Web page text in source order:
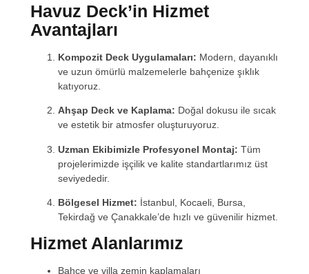
Havuz Deck’in Hizmet
Avantajları
Kompozit Deck Uygulamaları: Modern, dayanıklı
ve uzun ömürlü malzemelerle bahçenize şıklık
katıyoruz.
Ahşap Deck ve Kaplama: Doğal dokusu ile sıcak
ve estetik bir atmosfer oluşturuyoruz.
Uzman Ekibimizle Profesyonel Montaj: Tüm
projelerimizde işçilik ve kalite standartlarımız üst
seviyededir.
Bölgesel Hizmet: İstanbul, Kocaeli, Bursa,
Tekirdağ ve Çanakkale’de hızlı ve güvenilir hizmet.
Hizmet Alanlarımız
Bahçe ve villa zemin kaplamaları